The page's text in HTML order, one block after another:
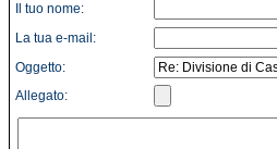
Il tuo nome:
La tua e-mail:
Oggetto:
Allegato: